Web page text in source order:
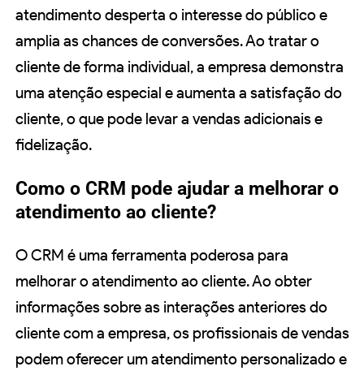
atendimento desperta o interesse do público e
amplia as chances de conversões. Ao tratar o
cliente de forma individual, a empresa demonstra
uma atenção especial e aumenta a satisfação do
cliente, o que pode levar a vendas adicionais e
fidelização.
Como o CRM pode ajudar a melhorar o
atendimento ao cliente?
O CRM é uma ferramenta poderosa para
melhorar o atendimento ao cliente. Ao obter
informações sobre as interações anteriores do
cliente com a empresa, os profissionais de vendas
podem oferecer um atendimento personalizado e